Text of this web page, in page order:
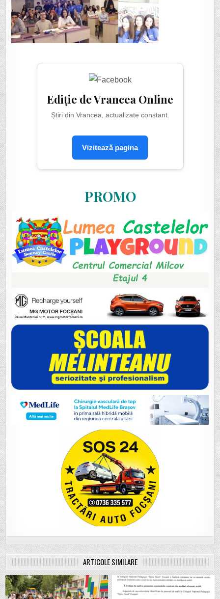
Ediție de Vrancea Online
Știri din Vrancea, actualizate constant.
Vizitează pagina
PROMO
ARTICOLE SIMILARE